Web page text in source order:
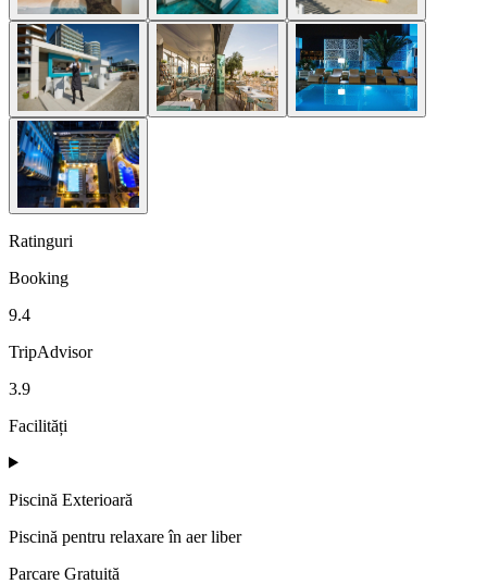
Ratinguri
Booking
9.4
TripAdvisor
3.9
Facilități
Piscină Exterioară
Piscină pentru relaxare în aer liber
Parcare Gratuită